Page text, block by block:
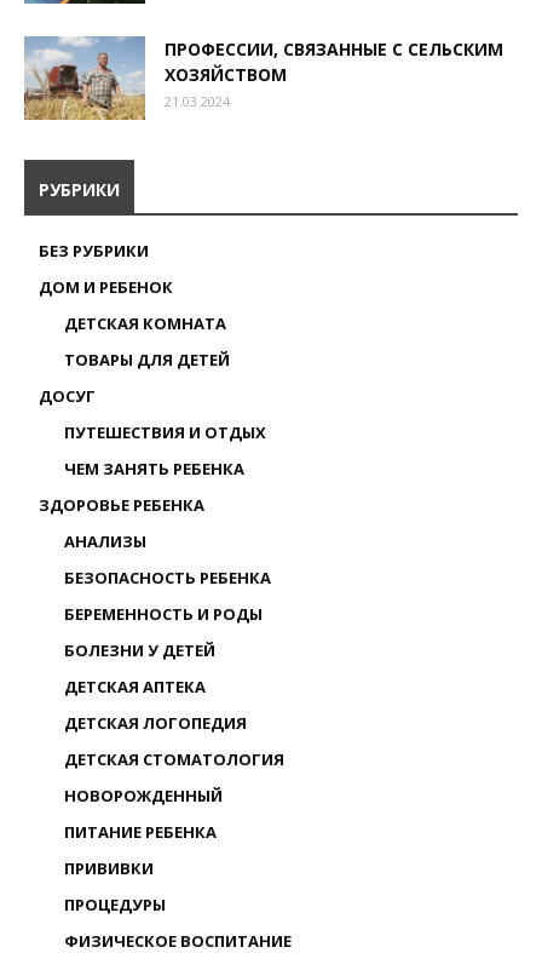
ПРОФЕССИИ, СВЯЗАННЫЕ С СЕЛЬСКИМ
ХОЗЯЙСТВОМ
21.03.2024
РУБРИКИ
БЕЗ РУБРИКИ
ДОМ И РЕБЕНОК
ДЕТСКАЯ КОМНАТА
ТОВАРЫ ДЛЯ ДЕТЕЙ
ДОСУГ
ПУТЕШЕСТВИЯ И ОТДЫХ
ЧЕМ ЗАНЯТЬ РЕБЕНКА
ЗДОРОВЬЕ РЕБЕНКА
АНАЛИЗЫ
БЕЗОПАСНОСТЬ РЕБЕНКА
БЕРЕМЕННОСТЬ И РОДЫ
БОЛЕЗНИ У ДЕТЕЙ
ДЕТСКАЯ АПТЕКА
ДЕТСКАЯ ЛОГОПЕДИЯ
ДЕТСКАЯ СТОМАТОЛОГИЯ
НОВОРОЖДЕННЫЙ
ПИТАНИЕ РЕБЕНКА
ПРИВИВКИ
ПРОЦЕДУРЫ
ФИЗИЧЕСКОЕ ВОСПИТАНИЕ